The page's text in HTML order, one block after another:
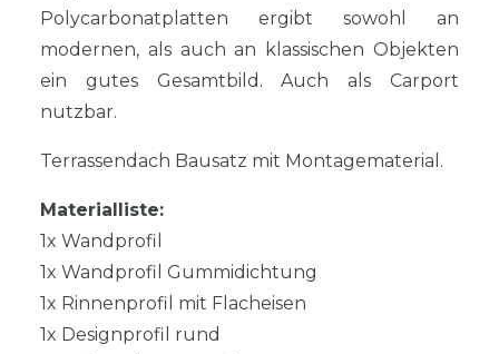
Polycarbonatplatten ergibt sowohl an
modernen, als auch an klassischen Objekten
ein gutes Gesamtbild. Auch als Carport
nutzbar.
Terrassendach Bausatz mit Montagematerial.
Materialliste:
1x Wandprofil
1x Wandprofil Gummidichtung
1x Rinnenprofil mit Flacheisen
1x Designprofil rund